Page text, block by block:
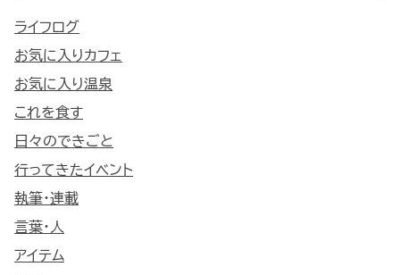
ライフログ
お気に入りカフェ
お気に入り温泉
これを食す
日々のできごと
行ってきたイベント
執筆・連載
言葉・人
アイテム